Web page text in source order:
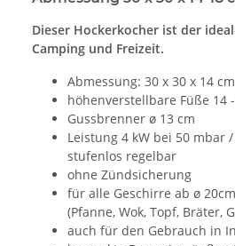
Dieser Hockerkocher ist der
Camping und Freizeit.
Abmessung: 30 x 30 x 14 cm
höhenverstellbare Füße 14
Gussbrenner ø 13 cm
Leistung 4 kW bei 50 mbar
stufenlos regelbar
ohne Zündsicherung
für alle Geschirre ab ø
(Pfanne, Wok, Topf, Bräter,
auch für den Gebrauch in